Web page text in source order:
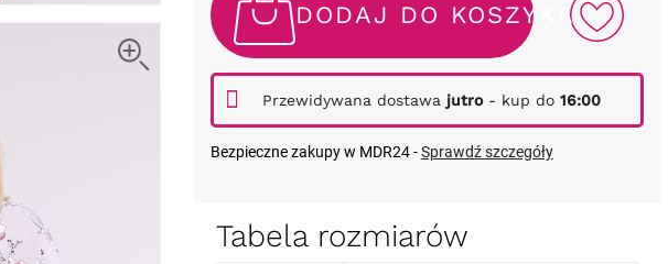
DODAJ DO KOSZYKA
Przewidywana dostawa jutro- kup do 16:00
Bezpieczne zakupy w MDR24 -Sprawdź szczegóły
Tabela rozmiarów